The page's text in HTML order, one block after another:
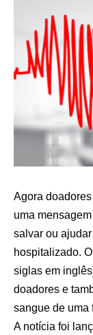
Agora
uma
salvar ou
hospitalizado.
siglas em
doadores e
sangue de uma
A notícia foi